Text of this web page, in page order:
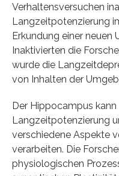
Verhaltensversuchen
Langzeitpotenzierung
Erkundung einer neuen
Inaktivierten die
wurde die
von Inhalten der
Der Hippocampus
Langzeitpotenzierung
verschiedene Aspekte
verarbeiten. Die
physiologischen